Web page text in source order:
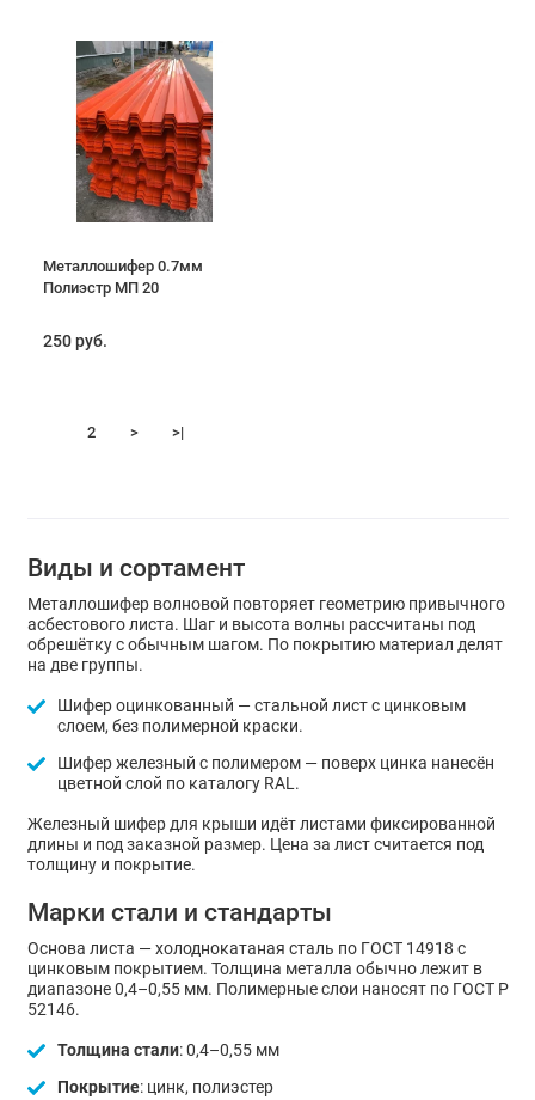
Металлошифер 0.7мм
Полиэстр МП 20
250 руб.
2 > >|
Виды и сортамент
Металлошифер волновой повторяет геометрию привычного
асбестового листа. Шаг и высота волны рассчитаны под
обрешётку с обычным шагом. По покрытию материал делят
на две группы.
Шифер оцинкованный — стальной лист с цинковым
слоем, без полимерной краски.
Шифер железный с полимером — поверх цинка нанесён
цветной слой по каталогу RAL.
Железный шифер для крыши идёт листами фиксированной
длины и под заказной размер. Цена за лист считается под
толщину и покрытие.
Марки стали и стандарты
Основа листа — холоднокатаная сталь по ГОСТ 14918 с
цинковым покрытием. Толщина металла обычно лежит в
диапазоне 0,4–0,55 мм. Полимерные слои наносят по ГОСТ Р
52146.
Толщина стали: 0,4–0,55 мм
Покрытие: цинк, полиэстер